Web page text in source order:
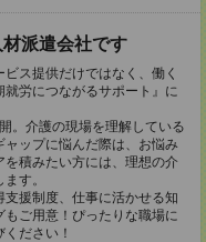
派遣会社です
ス提供だけではなく、働く
労につながるサポート』に
。介護の現場を理解している
ップに悩んだ際は、お悩み
積みたい方には、理想の介
す。
援制度、仕事に活かせる知
ご用意！ぴったりな職場に
ださい！